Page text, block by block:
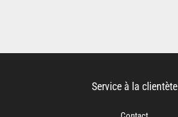
Service à la clientète